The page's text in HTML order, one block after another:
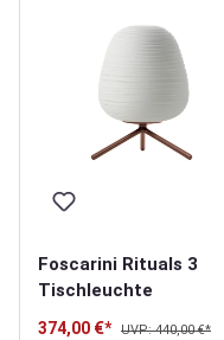
Foscarini Rituals 3
Tischleuchte
374,00 €* UVP: 440,00 €*